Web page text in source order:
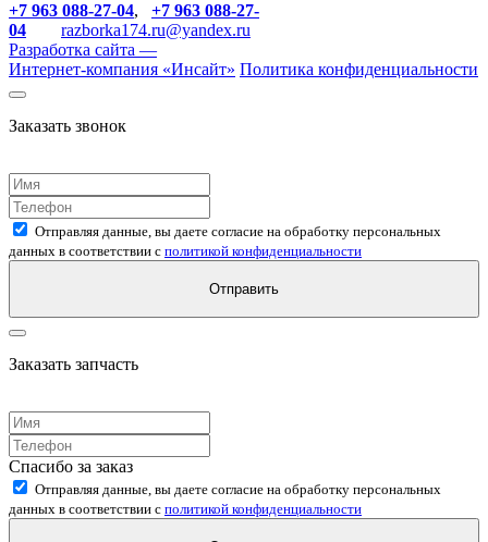
+7 963 088-27-04, +7 963 088-27-
04
razborka174.ru@yandex.ru
Разработка сайта —
Интернет-компания «Инсайт» Политика конфиденциальности
Заказать звонок
Отправляя данные, вы даете согласие на обработку персональных
данных в соответствии с политикой конфиденциальности
Отправить
Заказать запчасть
Спасибо за заказ
Отправляя данные, вы даете согласие на обработку персональных
данных в соответствии с политикой конфиденциальности